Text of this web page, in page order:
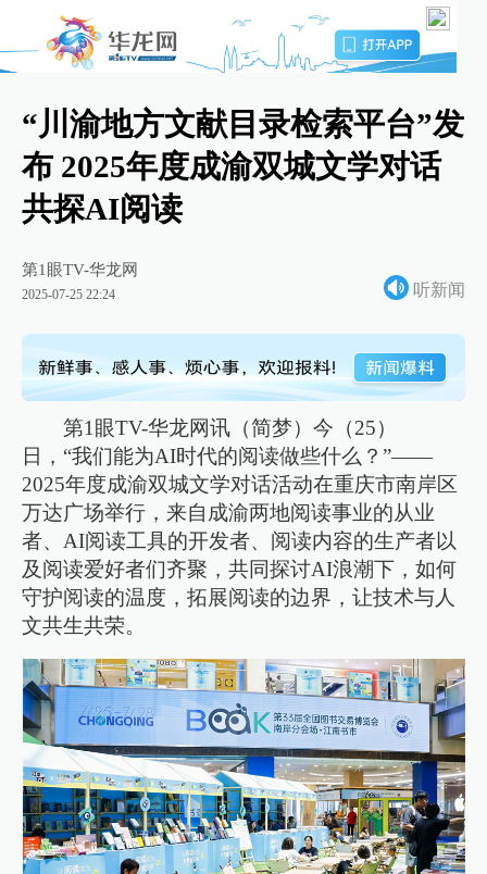
“川渝地方文献目录检索平台”发
布 2025年度成渝双城文学对话
共探AI阅读
第1眼TV-华龙网
2025-07-25 22:24 听新闻
第1眼TV-华龙网讯（简梦）今（25）
日，“我们能为AI时代的阅读做些什么？”——
2025年度成渝双城文学对话活动在重庆市南岸区
万达广场举行，来自成渝两地阅读事业的从业
者、AI阅读工具的开发者、阅读内容的生产者以
及阅读爱好者们齐聚，共同探讨AI浪潮下，如何
守护阅读的温度，拓展阅读的边界，让技术与人
文共生共荣。